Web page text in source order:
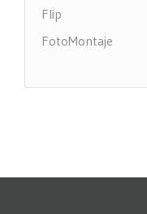
Flip
FotoMontaje
Puntos